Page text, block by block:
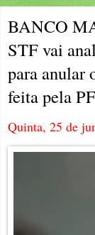
BANCO
STF vai
para anular
feita pela PF
Quinta, 25 de